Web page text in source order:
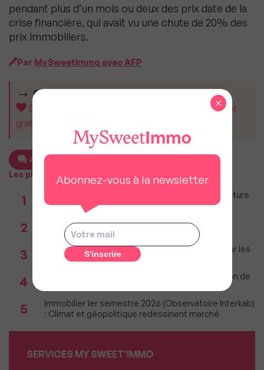
pendant plus d’un mois ou deux des prix date de la
crise financière, qui avait vu une chute de 20% des
prix immobiliers.
Par MySweetImmo avec AFP
CET ARTICLE VOUS A AIDÉ ?
Soutenez MySweetImmo et aidez-nous à rester
gratuit pour tous.
Ajouter un commentaire
Les plus populaires
1
Taxe foncière 2026 : Ces grandes villes où la facture
restera parmi les plus lourdes
2
Réseau immobilier : iad franchit le cap des 600
millions d'euros de chiffre d'affaires
3
Immobilier : Ce que l’AI Act change vraiment pour les
agences depuis le 2 août 2026
4
Incendies : Quels sont vos droits si votre location de
5
Immobilier 1er semestre 2026 (Observatoire Interkab)
: Climat et géopolitique redessinent marché
SERVICES MY SWEET'IMMO
Abonnez-vous à la newsletter
×